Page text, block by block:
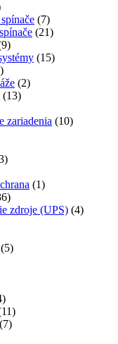
(7)
(21)
(15)
(2)
(13)
zariadenia (10)
(1)
zdroje (UPS) (4)
(5)
(7)